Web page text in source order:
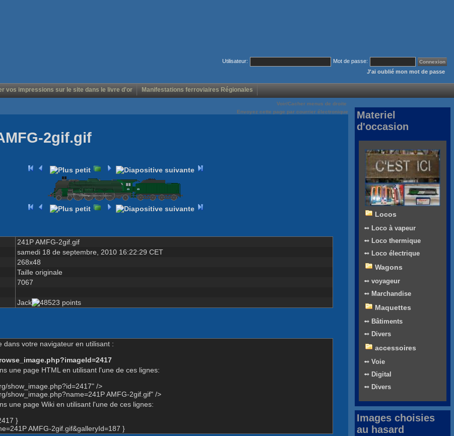
Utilisateur:
Mot de passe:
J'ai oublié mon mot de passe
vos impressions sur le site dans le livre d'or Manifestations ferroviaires Régionales
Voir/Cacher menus de droite
Envoyez cette page par courrier électronique
2gif.gif
241P AMFG-2gif.gif
samedi 18 de septembre, 2010 16:22:29 CET
268x48
Taille originale
7067
Jack
dans votre navigateur en utilisant :
une page HTML en utilisant l'une de ces lignes:
show_image.php?id=2417" />
show_image.php?name=241P AMFG-2gif.gif" />
une page Wiki en utilisant l'une de ces lignes:
}
AMFG-2gif.gif&galleryId=187 }
Materiel
d'occasion
Locos
➻ Loco à vapeur
➻ Loco thermique
➻ Loco électrique
Wagons
➻ voyageur
➻ Marchandise
Maquettes
➻ Bâtiments
➻ Divers
accessoires
➻ Voie
➻ Digital
➻ Divers
Images choisies
au hasard